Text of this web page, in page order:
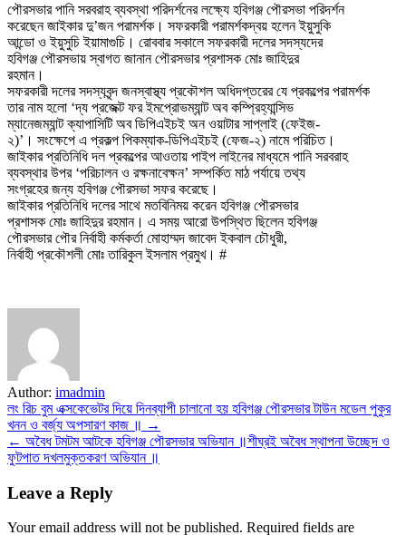
পৌরসভার পানি সরবরাহ ব্যবস্থা পরিদর্শনের লক্ষ্যে হবিগঞ্জ পৌরসভা পরিদর্শন
করেছেন জাইকার দু’জন পরামর্শক। সফরকারী পরামর্শকদ্বয় হলেন ইয়ুসুকি
আন্ডো ও ইয়ুসুচি ইয়ামাগুচি। রোববার সকালে সফরকারী দলের সদস্যদের
হবিগঞ্জ পৌরসভায় স্বাগত জানান পৌরসভার প্রশাসক মোঃ জাহিদুর
রহমান।
সফরকারী দলের সদস্যবৃন্দ জনস্বাস্থ্য প্রকৌশল অধিদপ্তরের যে প্রকল্পের পরামর্শক
তার নাম হলো ‘দ্য প্রজেক্ট ফর ইমপ্রোভম্যান্ট অব কম্প্রিহ্যান্সিভ
ম্যানেজম্যান্ট ক্যাপাসিটি অব ডিপিএইচই অন ওয়াটার সাপ্লাই (ফেইজ-
২)’। সংক্ষেপে এ প্রকল্প পিকম্যাক-ডিপিএইচই (ফেজ-২) নামে পরিচিত।
জাইকার প্রতিনিধি দল প্রকল্পের আওতায় পাইপ লাইনের মাধ্যমে পানি সরবরাহ
ব্যবস্থার উপর ‘পরিচালন ও রক্ষনাবেক্ষন’ সম্পর্কিত মাঠ পর্যায়ে তথ্য
সংগ্রহের জন্য হবিগঞ্জ পৌরসভা সফর করেছে।
জাইকার প্রতিনিধি দলের সাথে মতবিনিময় করেন হবিগঞ্জ পৌরসভার
প্রশাসক মোঃ জাহিদুর রহমান। এ সময় আরো উপস্থিত ছিলেন হবিগঞ্জ
পৌরসভার পৌর নির্বাহী কর্মকর্তা মোহাম্মদ জাবেদ ইকবাল চৌধুরী,
নির্বাহী প্রকৌশলী মোঃ তারিকুল ইসলাম প্রমুখ। #
Author: imadmin
Post
navigation
লং রিচ বুম এক্সকেভেটর দিয়ে দিনব্যাপী চালানো হয় হবিগঞ্জ পৌরসভার টাউন মডেল পুকুর
খনন ও বর্জ্য অপসারণ কাজ ॥ →
← অবৈধ টমটম আটকে হবিগঞ্জ পৌরসভার অভিযান ॥শীঘ্রই অবৈধ স্থাপনা উচ্ছেদ ও
ফুটপাত দখলমুক্তকরণ অভিযান ॥
Leave a Reply
Your email address will not be published. Required fields are